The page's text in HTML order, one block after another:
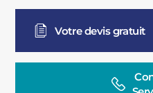
Votre devis gratuit